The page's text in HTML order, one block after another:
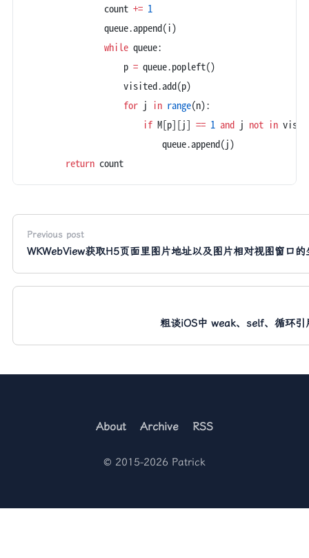
                count
+= 1
                queue.append(i)
                while
queue:
                    p
= queue.popleft()
                    visited.add(p)
                    for
j in range(n):
                        if
M[p][j] == 1 and j not in
                            queue.append(j)
        return
count
Previous post
WKWebView获取H5页面里图片地址以及图片相对视图窗口的
粗谈iOS中 weak、self、循环引
About Archive RSS
© 2015-2026 Patrick